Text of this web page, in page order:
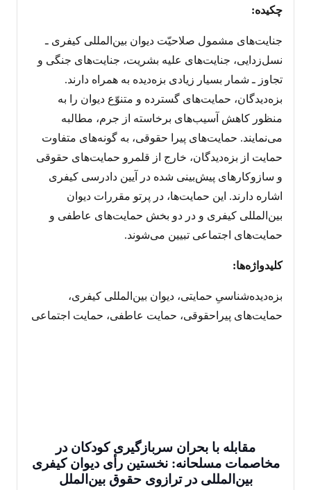
چکیده:
جنایت‌های مشمول صلاحیّت دیوان بین‌المللی کیفری ـ
نسل‌زدایی، جنایت‌های علیه بشریت، جنایت‌های جنگی و
تجاوز ـ شمار بسیار زیادی بزه‌دیده به همراه دارند.
بزه‌دیدگان، حمایت‌های گسترده و متنوّع دیوان را به
منظور کاهش آسیب‌های برخاسته از جرم، مطالبه
می‌نمایند. حمایت‌های پیرا حقوقی، به گونه‌های متفاوت
حمایت از بزه‌دیدگان، خارج از قلمرو حمایت‌های حقوقی
و سازوکارهای پیش‌بینی شده در آیین دادرسی کیفری
اشاره دارند. این حمایت‌ها، در پرتو مقررات دیوان
بین‌المللی کیفری و در دو بخش حمایت‌های عاطفی و
حمایت‌های اجتماعی تبیین می‌شوند.
کلیدواژه‌ها:
بزه‌دیده‌شناسیِ حمایتی، دیوان بین‌المللی کیفری،
حمایت‌های پیراحقوقی، حمایت عاطفی، حمایت اجتماعی
مقابله با بحران سربازگیری کودکان در
مخاصمات مسلحانه: نخستین رأی دیوان کیفری
بین‌المللی در ترازوی حقوق بین‌الملل